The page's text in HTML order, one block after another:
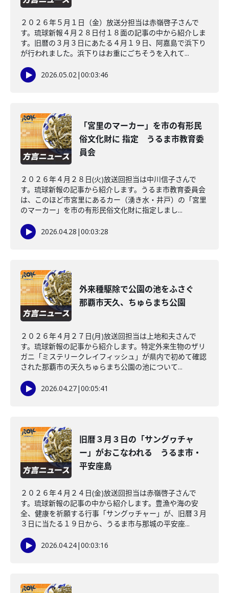
２０２６年５月１日（金）放送分担当は赤嶺啓子さんで
す。琉球新報４月２８日付１８面の記事の中から紹介しま
す。旧暦の３月３日にあたる４月１９日、阿嘉島で浜下り
が行われました。浜下りはお重にごちそうを入れて...
2026.05.02|00:03:46
「宮里のマーカー」を市の有形民
俗文化財に 指定 うるま市教育委
員会
２０２６年４月２８日(火)放送回担当は中川信子さんで
す。琉球新報の記事から紹介します。うるま市教育委員会
は、このほど市宮里にあるカー（湧き水・井戸）の「宮里
のマーカー」を市の有形民俗文化財に指定しまし...
2026.04.28 |00:03:28
外来種駆除で公園の池をふさぐ
那覇市天久、ちゅらまち公園
２０２６年４月２７日(月)放送回担当は上地和夫さんで
す。琉球新報の記事から紹介します。特定外来生物のザリ
ガニ「ミステリークレイフィッシュ」が県内で初めて確認
された那覇市の天久ちゅらまち公園の池について...
2026.04.27|00:05:41
旧暦３月３日の「サングヮチャ
ー」がおこなわれる うるま市・
平安座島
２０２６年４月２４日(金)放送回担当は赤嶺啓子さんで
す。琉球新報の記事の中から紹介します。豊漁や海の安
全、健康を祈願する行事「サングヮチャー」が、旧暦３月
３日に当たる１９日から、うるま市与那城の平安座...
2026.04.24|00:03:16